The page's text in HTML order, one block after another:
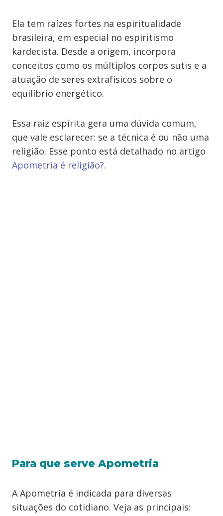
Ela tem raízes fortes na espiritualidade
brasileira, em especial no espiritismo
kardecista. Desde a origem, incorpora
conceitos como os múltiplos corpos sutis e a
atuação de seres extrafísicos sobre o
equilíbrio energético.
Essa raiz espírita gera uma dúvida comum,
que vale esclarecer: se a técnica é ou não uma
religião. Esse ponto está detalhado no artigo
Apometria é religião?.
Para que serve Apometria
A Apometria é indicada para diversas
situações do cotidiano. Veja as principais: